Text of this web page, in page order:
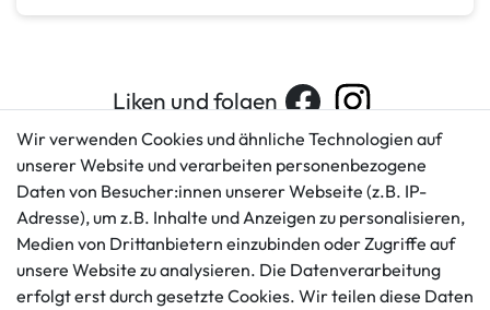
Liken und folgen
Kundenservice
+49 421 596586
Mo. - Fr. 9 - 16 Uhr
info@gameworld.de
Rechtliches
AGB
Impressum
Datenschutzerklärung
Wir verwenden Cookies und ähnliche Technologien auf
unserer Website und verarbeiten personenbezogene
Daten von Besucher:innen unserer Webseite (z.B. IP-
Adresse), um z.B. Inhalte und Anzeigen zu personalisieren,
Medien von Drittanbietern einzubinden oder Zugriffe auf
unsere Website zu analysieren. Die Datenverarbeitung
erfolgt erst durch gesetzte Cookies. Wir teilen diese Daten